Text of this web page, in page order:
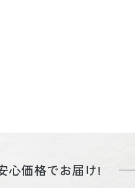
心価格でお届け!